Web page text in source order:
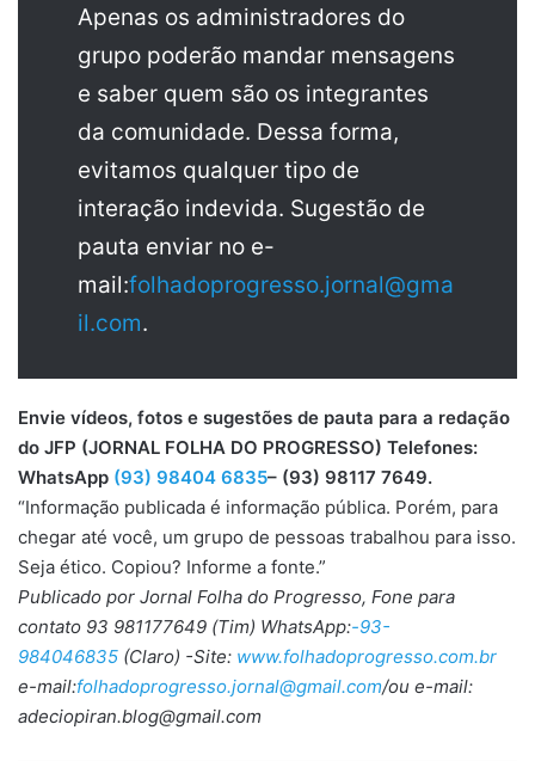
Apenas os administradores do
grupo poderão mandar mensagens
e saber quem são os integrantes
da comunidade. Dessa forma,
evitamos qualquer tipo de
interação indevida. Sugestão de
pauta enviar no e-
mail:folhadoprogresso.jornal@gma
il.com.
Envie vídeos, fotos e sugestões de pauta para a redação
do JFP (JORNAL FOLHA DO PROGRESSO) Telefones:
WhatsApp (93) 98404 6835– (93) 98117 7649.
“Informação publicada é informação pública. Porém, para
chegar até você, um grupo de pessoas trabalhou para isso.
Seja ético. Copiou? Informe a fonte.”
Publicado por Jornal Folha do Progresso, Fone para
contato 93 981177649 (Tim) WhatsApp:-93-
984046835 (Claro) -Site: www.folhadoprogresso.com.br
e-mail:folhadoprogresso.jornal@gmail.com/ou e-mail:
adeciopiran.blog@gmail.com